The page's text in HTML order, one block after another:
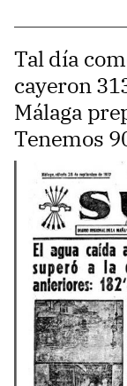
Tal día
cayeron
Málaga
Tenemos